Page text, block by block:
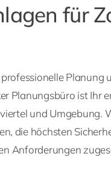
für
Planung
Planungsbüro ist Ihr
und Umgebung.
die höchsten
Anforderungen